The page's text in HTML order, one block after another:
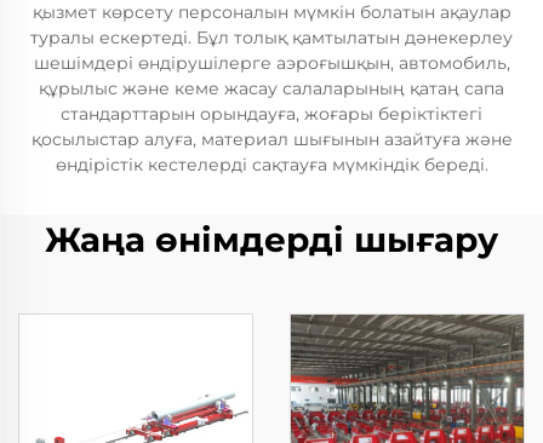
қызмет көрсету персоналын мүмкін болатын ақаулар
туралы ескертеді. Бұл толық қамтылатын дәнекерлеу
шешімдері өндірушілерге аэроғышқын, автомобиль,
құрылыс және кеме жасау салаларының қатаң сапа
стандарттарын орындауға, жоғары беріктіктегі
қосылыстар алуға, материал шығынын азайтуға және
өндірістік кестелерді сақтауға мүмкіндік береді.
Жаңа өнімдерді шығару